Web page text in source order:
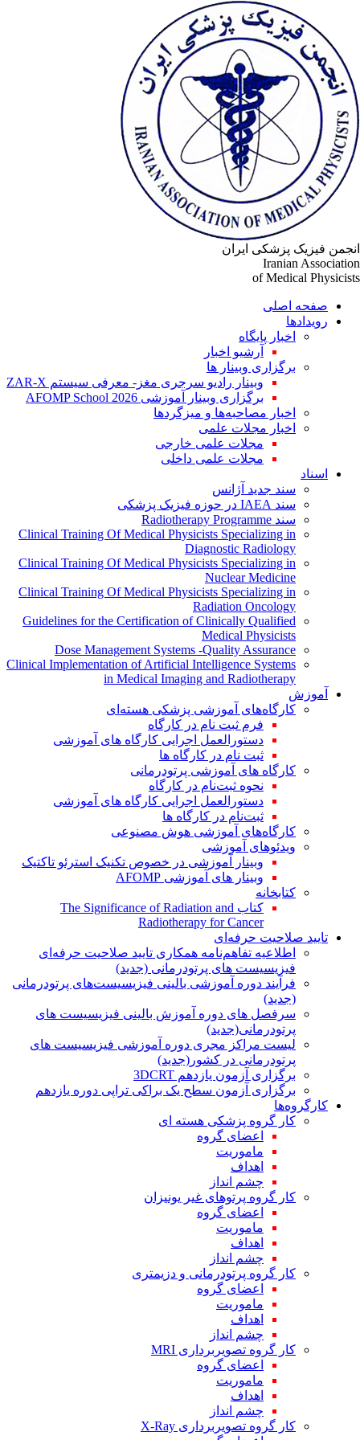
فیزیک پزشکی ایران
Iranian
of Medical
صفحه اصلی
رویدادها
اخبار پایگاه
آرشیو اخبار
برگزاری وبینار ها
وبینار رادیو سرجری مغز- معرفی سیستم ZAR-X
برگزاری وبینار آموزشی AFOMP School 2026
اخبار مصاحبه‌ها و میزگردها
اخبار مجلات علمی
مجلات علمی خارجی
مجلات علمی داخلی
اسناد
سند جدید آژانس
سند IAEA در حوزه فیزیک پزشکی
سند Radiotherapy Programme
Clinical Training Of Medical Physicists Specializing in
Diagnostic Radiology
Clinical Training Of Medical Physicists Specializing in
Nuclear Medicine
Clinical Training Of Medical Physicists Specializing in
Radiation Oncology
Guidelines for the Certification of Clinically Qualified
Medical Physicists
Dose Management Systems -Quality Assurance
Clinical Implementation of Artificial Intelligence Systems
in Medical Imaging and Radiotherapy
آموزش
کارگاه‌های آموزشی پزشکی هسته‌ای
فرم ثبت نام در کارگاه
دستورالعمل اجرایی کارگاه های آموزشی
ثبت نام در کارگاه ها
کارگاه های آموزشی پرتودرمانی
نحوه ثبت‌نام در کارگاه
دستورالعمل اجرایی کارگاه های آموزشی
ثبت‌نام در کارگاه ها
کارگاه‌های آموزشی هوش مصنوعی
ویدئوهای آموزشی
وبینار آموزشی در خصوص تکنیک استرئو تاکتیک
وبینار های آموزشی AFOMP
کتابخانه
کتاب The Significance of Radiation and
Radiotherapy for Cancer
تایید صلاحیت حرفه‌ای
اطلاعیه تفاهم‌نامه همکاری تایید صلاحیت حرفه‌ای
فیزیسیست های پرتودرمانی (جدید)
فرآیند دوره آموزشی بالینی فیزیسیست‌های پرتودرمانی
(جدید)
سرفصل های دوره آموزش بالینی فیزیسیست های
پرتودرمانی(جدید)
لیست مراکز مجری دوره آموزشی فیزیسیست های
پرتودرمانی در کشور(جدید)
برگزاری آزمون یازدهم 3DCRT
برگزاری آزمون سطح یک براکی تراپی دوره یازدهم
کارگروه‌ها
کار گروه پزشکی هسته ای
اعضای گروه
ماموریت
اهداف
چشم انداز
کار گروه پرتوهای غیر یونیزان
اعضای گروه
ماموریت
اهداف
چشم انداز
کار گروه پرتودرمانی و دزیمتری
اعضای گروه
ماموریت
اهداف
چشم انداز
کار گروه تصویربرداری MRI
اعضای گروه
ماموریت
اهداف
چشم انداز
کار گروه تصویربرداری X-Ray